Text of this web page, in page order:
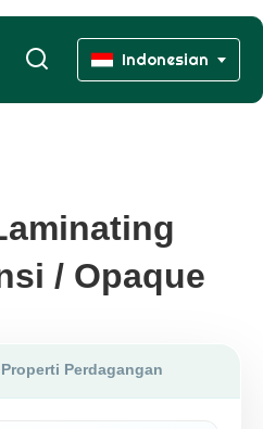
Indonesian
/ Opaque
/ Opaque
Properti Perdagangan